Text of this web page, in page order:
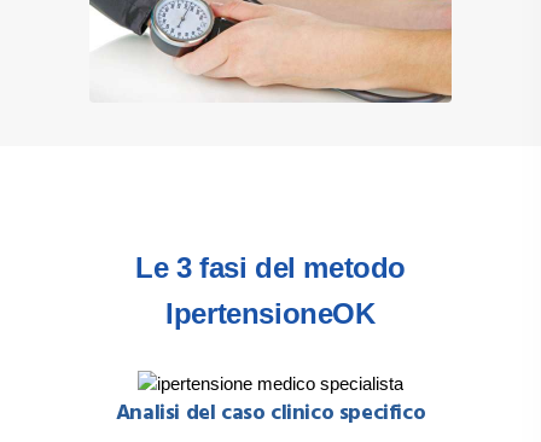
Le 3 fasi del metodo
IpertensioneOK
Analisi del caso clinico specifico